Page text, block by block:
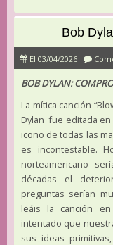
Bob
El 03/04/2026
BOB DYLAN:
La mítica canción
Dylan fue editada
icono de todas las
es incontestable.
norteamericano
décadas el
preguntas serían
leáis la canción
intentado que
sus ideas